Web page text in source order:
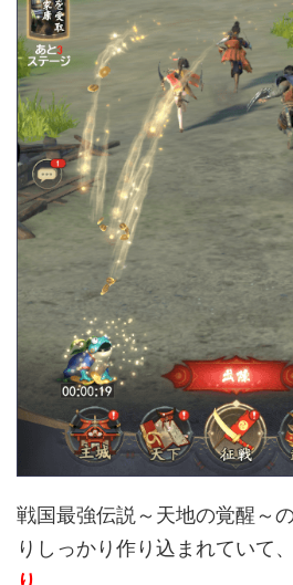
戦国最強伝説～天地の覚醒～
りしっかり作り込まれていて、